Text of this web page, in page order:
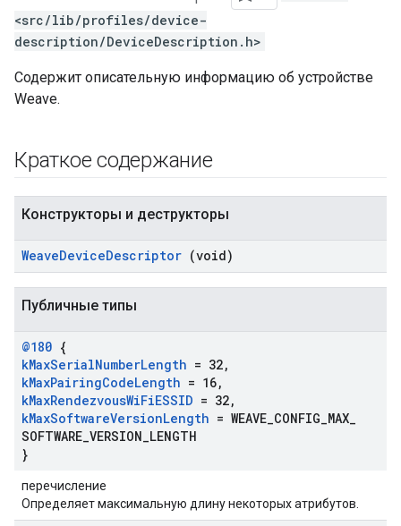
<src/lib/profiles/device-
description/DeviceDescription.h>
Содержит описательную информацию об устройстве
Weave.
Краткое содержание
Конструкторы и деструкторы
WeaveDeviceDescriptor (void)
Публичные типы
@180 {
kMaxSerialNumberLength = 32,
kMaxPairingCodeLength = 16,
kMaxRendezvousWiFiESSID = 32,
kMaxSoftwareVersionLength = WEAVE CONFIG MAX
SOFTWARE VERSION LENGTH
}
перечисление
Определяет максимальную длину некоторых атрибутов.